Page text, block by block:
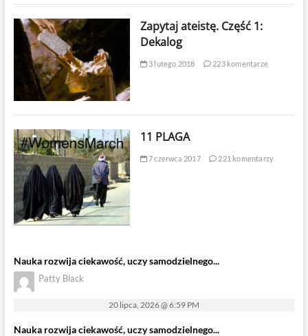
Zapytaj ateistę. Część 1:
Dekalog
3 lutego 2018 223 komentarze
11 PLAGA
7 czerwca 2017 221 komentarzy
Nauka rozwija ciekawość, uczy samodzielnego...
Patty Black
20 lipca, 2026 @ 6:59 PM
Nauka rozwija ciekawość, uczy samodzielnego...